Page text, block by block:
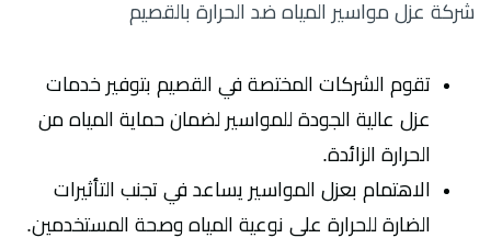
شركة عزل مواسير المياه ضد الحرارة بالقصيم
تقوم الشركات المختصة في القصيم بتوفير خدمات
عزل عالية الجودة للمواسير لضمان حماية المياه من
الحرارة الزائدة.
الاهتمام بعزل المواسير يساعد في تجنب التأثيرات
الضارة للحرارة على نوعية المياه وصحة المستخدمين.